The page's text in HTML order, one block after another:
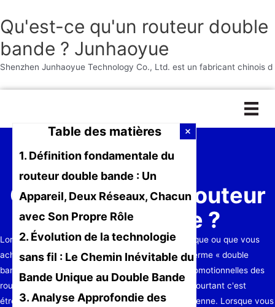
Qu'est-ce qu'un routeur double
bande ? Junhaoyue
Shenzhen Junhaoyue Technology Co., Ltd. est un fabricant chinois d
contenu
Qu'est-ce qu'un routeur
double bande ?
Lorsque vous entrez dans un magasin d'électronique ou que vous
achetez un nouveau routeur sans fil en ligne, le terme « double
bande » apparaît sur presque toutes les pages promotionnelles des
routeurs. Cela ressemble à un terme technique, pourtant c'est
étroitement lié à notre expérience internet quotidienne. Lorsque vous
Table des matières
1. Définition fondamentale du
routeur double bande : Un
Appareil, Deux Réseaux, Chacun
avec Son Propre Rôle
2. Évolution de la technologie
sans fil : Le Chemin Inévitable du
Bande Unique au Double Bande
3. Analyse Approfondie des